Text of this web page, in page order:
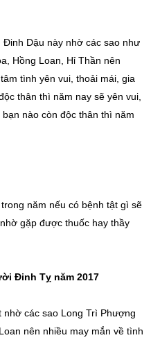
Dậu này nhờ các sao như
Hồng Loan, Hỉ Thần nên
tình yên vui, thoải mái, gia
thân thì năm nay sẽ yên vui,
nào còn độc thân thì năm
năm nếu có bệnh tật gì sẽ
gặp được thuốc hay thầy
Đinh Tỵ năm 2017
các sao Long Trì Phượng
nên nhiều may mắn về tình